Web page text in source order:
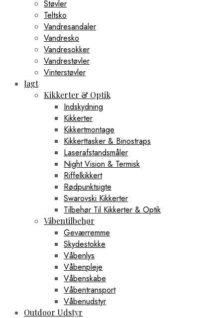
Støvler
Teltsko
Vandresandaler
Vandresko
Vandresokker
Vandrestøvler
Vinterstøvler
Jagt
Kikkerter & Optik
Indskydning
Kikkerter
Kikkertmontage
Kikkerttasker & Binostraps
Laserafstandsmåler
Night Vision & Termisk
Riffelkikkert
Rødpunktsigte
Swarovski Kikkerter
Tilbehør Til Kikkerter & Optik
Våbentilbehør
Geværremme
Skydestokke
Våbenlys
Våbenpleje
Våbenskabe
Våbentransport
Våbenudstyr
Outdoor Udstyr